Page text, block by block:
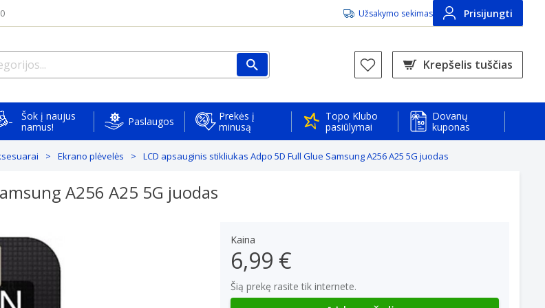
Užsakymo sekimas Prisijungti
Krepšelis tuščias
Šok į naujus
namus!
Paslaugos
Prekės į
minusą
Topo Klubo
pasiūlymai
Dovanų
kuponas
Ekrano plėvelės LCD apsauginis stikliukas Adpo 5D Full Glue Samsung A256 A25 5G juodas
A256 A25 5G juodas
Kaina
6,99 €
Šią prekę rasite tik internete.